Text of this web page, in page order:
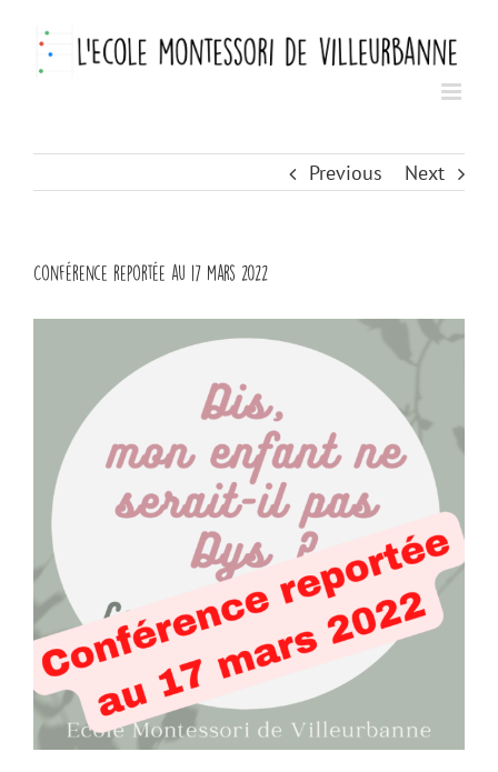
content
Previous Next
Conférence reportée au 17 mars 2022